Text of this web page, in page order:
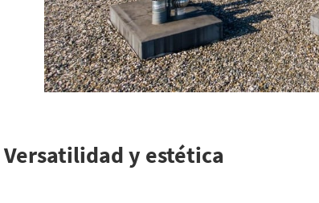
Versatilidad y estética